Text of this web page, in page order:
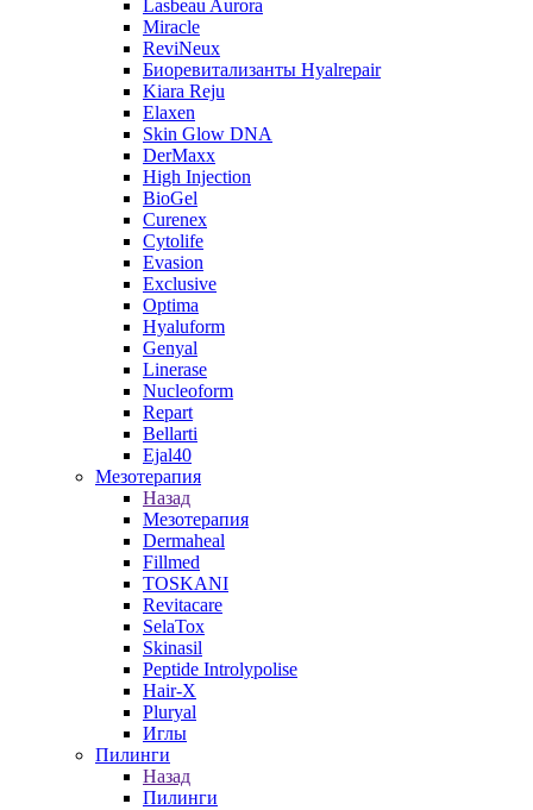
Lasbeau Aurora
Miracle
ReviNeux
Биоревитализанты Hyalrepair
Kiara Reju
Elaxen
Skin Glow DNA
DerMaxx
High Injection
BioGel
Curenex
Cytolife
Evasion
Exclusive
Optima
Hyaluform
Genyal
Linerase
Nucleoform
Repart
Bellarti
Ejal40
Мезотерапия
Назад
Мезотерапия
Dermaheal
Fillmed
TOSKANI
Revitacare
SelaTox
Skinasil
Peptide Introlypolise
Hair-X
Pluryal
Иглы
Пилинги
Назад
Пилинги